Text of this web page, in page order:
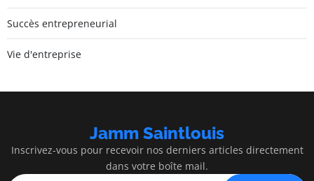
Succès entrepreneurial
Vie d'entreprise
Jamm Saintlouis
Inscrivez-vous pour recevoir nos derniers articles directement
dans votre boîte mail.